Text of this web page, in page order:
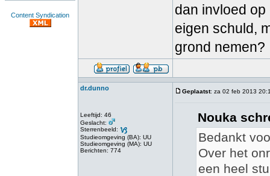
Content Syndication
dan invloed
eigen schuld,
grond nemen?
dr.dunno
Leeftijd: 46
Geslacht:
Sterrenbeeld:
Studieomgeving (BA): UU
Studieomgeving (MA): UU
Berichten: 774
Geplaatst: za 02 feb 2013
Nouka
Bedankt
Over het
een heel